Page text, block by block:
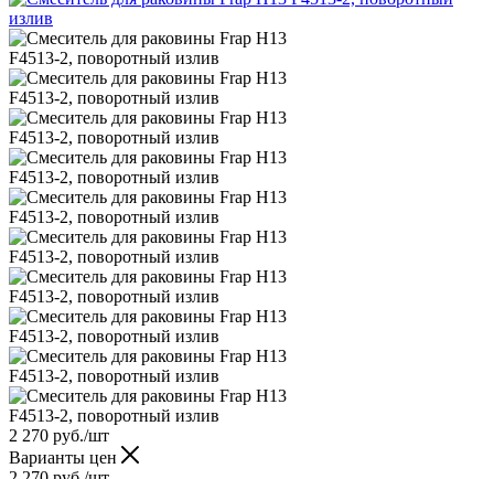
2 270 руб./шт
Варианты цен